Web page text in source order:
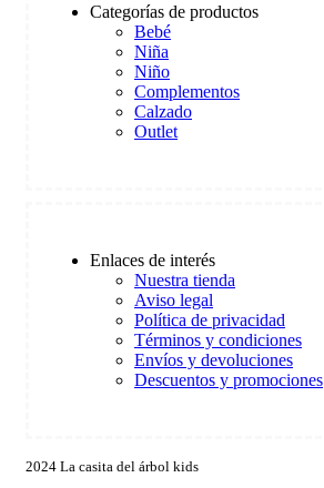
Categorías de productos
Bebé
Niña
Niño
Complementos
Calzado
Outlet
Enlaces de interés
Nuestra tienda
Aviso legal
Política de privacidad
Términos y condiciones
Envíos y devoluciones
Descuentos y promociones
2024 La casita del árbol kids